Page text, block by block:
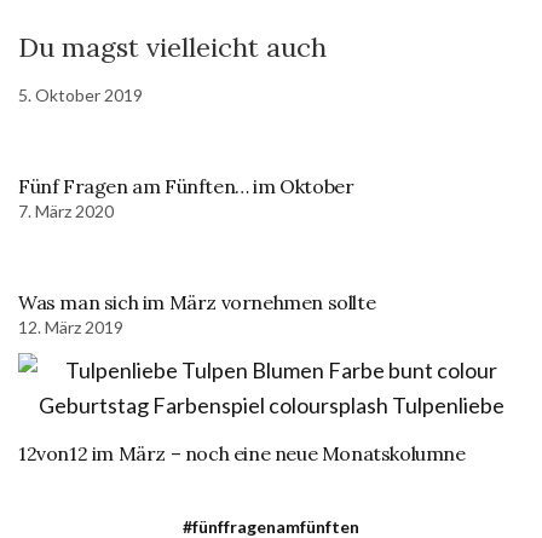
Du magst vielleicht auch
5. Oktober 2019
Fünf Fragen am Fünften… im Oktober
7. März 2020
Was man sich im März vornehmen sollte
12. März 2019
12von12 im März – noch eine neue Monatskolumne
#fünffragenamfünften